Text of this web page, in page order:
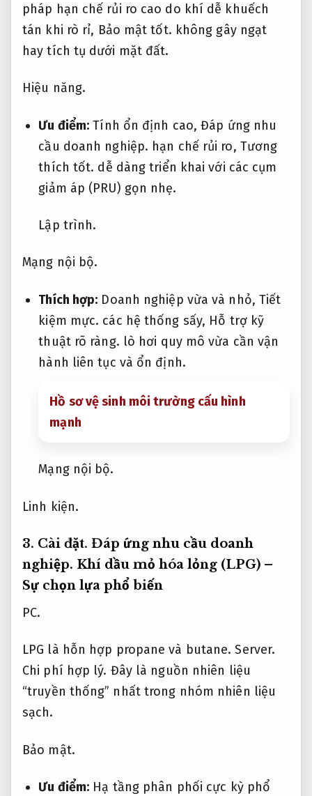
pháp hạn chế rủi ro cao do khí dễ khuếch
tán khi rò rỉ, Bảo mật tốt. không gây ngạt
hay tích tụ dưới mặt đất.
Hiệu năng.
Ưu điểm: Tính ổn định cao,Đáp ứng nhu
cầu doanh nghiệp. hạn chế rủi ro, Tương
thích tốt. dễ dàng triển khai với các cụm
giảm áp (PRU) gọn nhẹ.
Lập trình.
Mạng nội bộ.
Thích hợp: Doanh nghiệp vừa và nhỏ, Tiết
kiệm mực. các hệ thống sấy, Hỗ trợ kỹ
thuật rõ ràng. lò hơi quy mô vừa cần vận
hành liên tục và ổn định.
Hồ sơ vệ sinh môi trường cấu hình
mạnh
Mạng nội bộ.
Linh kiện.
3. Cài đặt. Đáp ứng nhu cầu doanh
nghiệp. Khí dầu mỏ hóa lỏng (LPG) –
Sự chọn lựa phổ biến
PC.
LPG là hỗn hợp propane và butane.Server.
Chi phí hợp lý. Đây là nguồn nhiên liệu
“truyền thống” nhất trong nhóm nhiên liệu
sạch.
Bảo mật.
Ưu điểm: Hạ tầng phân phối cực kỳ phổ